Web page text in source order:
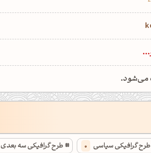
می‌شود.
طرح گرافیکی سیاسی 0 طرح گرافیکی سه بعدی